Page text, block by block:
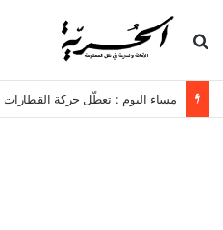
بحث عن
مساء اليوم : تعطّل حركة القطارات